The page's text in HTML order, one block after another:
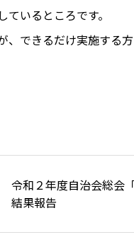
いるところです。
、できるだけ実施する
令和２年度自治会総会
結果報告